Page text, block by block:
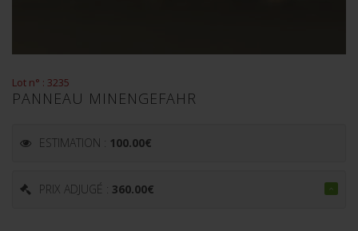
Lot n° : 3235
PANNEAU MINENGEFAHR
ESTIMATION : 100.00€
PRIX ADJUGÉ : 360.00€